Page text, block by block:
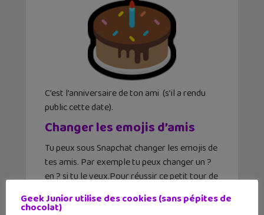
C’est l’anniversaire de ton ami (s’il a rendu
public cette date).
Changer les emojis d’amis
Tu peux sous Snapchat changer les emojis de
tes amis. Par exemple tu peux changer un ?
en ? si tu le veux.Pour réussir ce petit tour de
Geek Junior utilise des cookies (sans pépites de
chocolat)